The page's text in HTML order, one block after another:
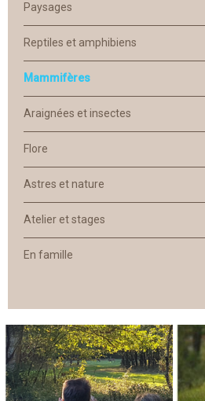
Paysages
Reptiles et amphibiens
Mammifères
Araignées et insectes
Flore
Astres et nature
Atelier et stages
En famille